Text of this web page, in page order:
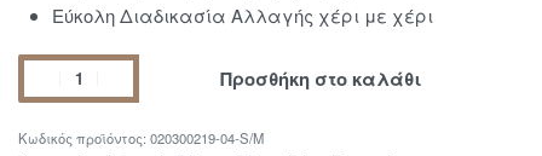
Εύκολη Διαδικασία Αλλαγής χέρι με χέρι
Προσθήκη στο καλάθι
020300219-04-S/M